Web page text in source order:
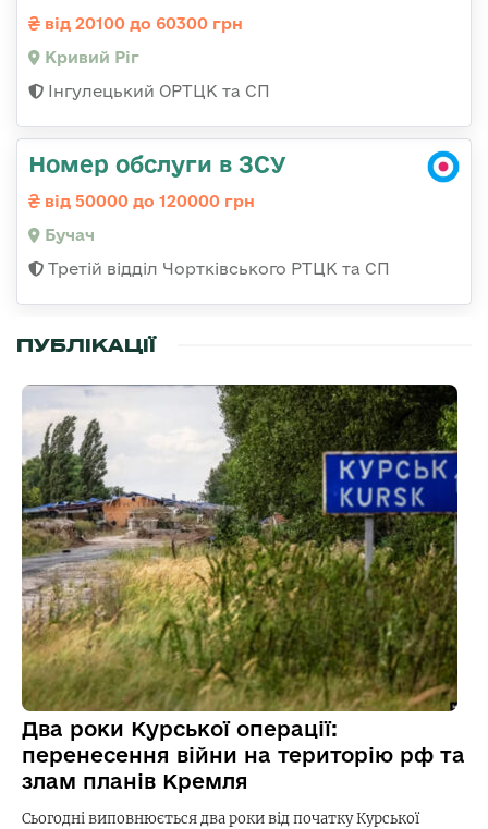
від 20100 до 60300 грн
Кривий Ріг
Інгулецький ОРТЦК та СП
Номер обслуги в ЗСУ
від 50000 до 120000 грн
Бучач
Третій відділ Чортківського РТЦК та СП
ПУБЛІКАЦІЇ
Два роки Курської операції:
перенесення війни на територію рф та
злам планів Кремля
Сьогодні виповнюється два роки від початку Курської